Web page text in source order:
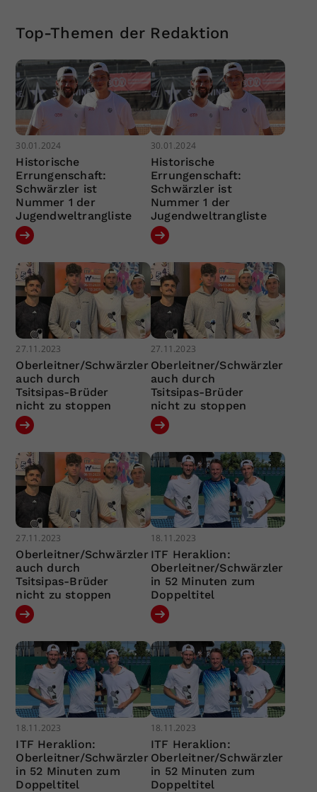
Top-Themen der Redaktion
30.01.2024
Historische
Errungenschaft:
Schwärzler ist
Nummer 1 der
Jugendweltrangliste
30.01.2024
Historische
Errungenschaft:
Schwärzler ist
Nummer 1 der
Jugendweltrangliste
27.11.2023
Oberleitner/Schwärzler
auch durch
Tsitsipas-Brüder
nicht zu stoppen
27.11.2023
Oberleitner/Schwärzler
auch durch
Tsitsipas-Brüder
nicht zu stoppen
27.11.2023
Oberleitner/Schwärzler
auch durch
Tsitsipas-Brüder
nicht zu stoppen
18.11.2023
ITF Heraklion:
Oberleitner/Schwärzler
in 52 Minuten zum
Doppeltitel
18.11.2023
ITF Heraklion:
Oberleitner/Schwärzler
in 52 Minuten zum
Doppeltitel
18.11.2023
ITF Heraklion:
Oberleitner/Schwärzler
in 52 Minuten zum
Doppeltitel